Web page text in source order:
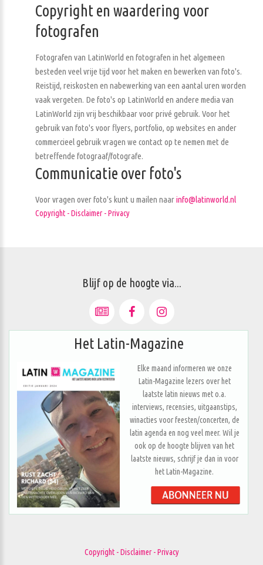
Copyright en waardering voor
fotografen
Fotografen van LatinWorld en fotografen in het algemeen
besteden veel vrije tijd voor het maken en bewerken van foto's.
Reistijd, reiskosten en nabewerking van een aantal uren worden
vaak vergeten. De foto's op LatinWorld en andere media van
LatinWorld zijn vrij beschikbaar voor privé gebruik. Voor het
gebruik van foto's voor flyers, portfolio, op websites en ander
commercieel gebruik vragen we contact op te nemen met de
betreffende fotograaf/fotografe.
Communicatie over foto's
Voor vragen over foto's kunt u mailen naarinfo@latinworld.nl
Copyright - Disclaimer - Privacy
Blijf op de hoogte via...
Het Latin-Magazine
Elke maand informeren we onze
Latin-Magazine lezers over het
laatste latin nieuws met o.a.
interviews, recensies, uitgaanstips,
winacties voor feesten/concerten, de
latin agenda en nog veel meer. Wil je
ook op de hoogte blijven van het
laatste nieuws, schrijf je dan in voor
het Latin-Magazine.
Copyright - Disclaimer - Privacy